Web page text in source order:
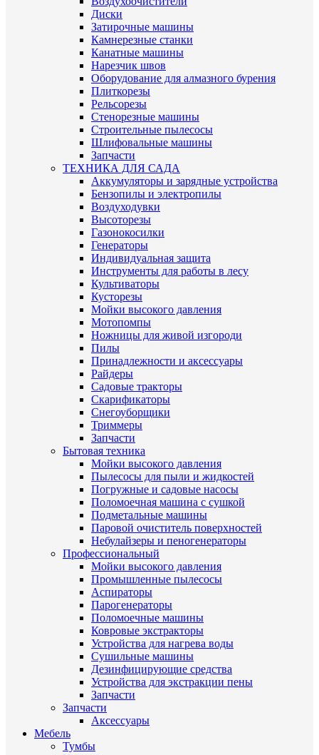
Диски
Затирочные машины
Камнерезные станки
Канатные машины
Нарезчик швов
Оборудование для алмазного бурения
Плиткорезы
Рельсорезы
Стенорезные машины
Строительные пылесосы
Шлифовальные машины
Запчасти
ТЕХНИКА ДЛЯ САДА
Аккумуляторы и зарядные устройства
Бензопилы и электропилы
Воздуходувки
Высоторезы
Газонокосилки
Генераторы
Индивидуальная защита
Инструменты для работы в лесу
Культиваторы
Кусторезы
Мойки высокого давления
Мотопомпы
Ножницы для живой изгороди
Пилы
Принадлежности и аксессуары
Райдеры
Садовые тракторы
Скарификаторы
Снегоуборщики
Триммеры
Запчасти
Бытовая техника
Мойки высокого давления
Пылесосы для пыли и жидкостей
Погружные и садовые насосы
Поломоечная машина с сушкой
Подметальные машины
Паровой очиститель поверхностей
Небулайзеры и пеногенераторы
Профессиональный
Мойки высокого давления
Промышленные пылесосы
Аспираторы
Парогенераторы
Поломоечные машины
Ковровые экстракторы
Устройства для нагрева воды
Сушильные машины
Дезинфицирующие средства
Устройства для экстракции пены
Запчасти
Запчасти
Аксессуары
Мебель
Тумбы